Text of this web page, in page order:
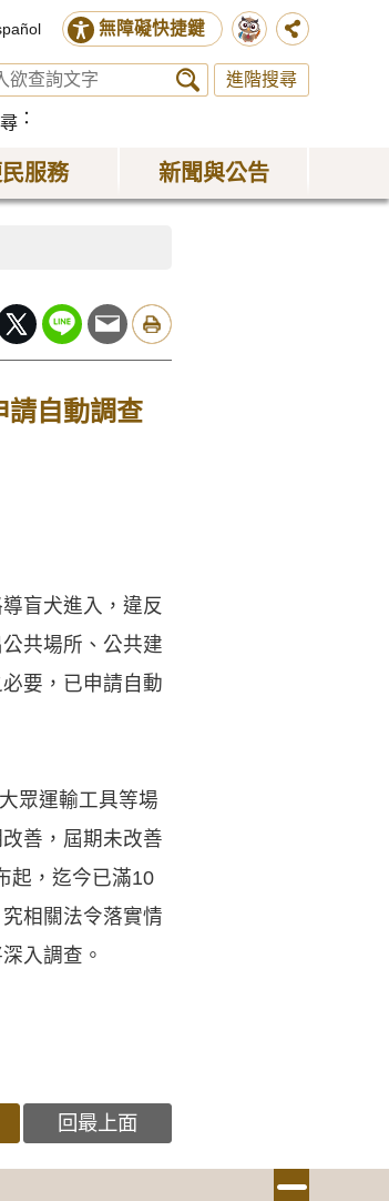
無障礙快捷鍵
進階搜尋
服務 新聞與公告
請自動調查
盲犬進入，違反
共場所、公共建
要，已申請自動
眾運輸工具等場
善，屆期未改善
起，迄今已滿10
相關法令落實情
入調查。
回最上面